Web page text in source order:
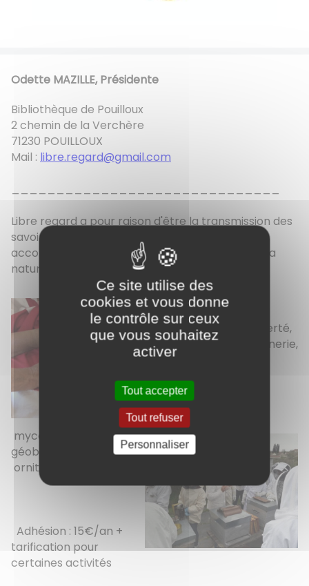
Odette MAZILLE, Présidente
Bibliothèque de Pouilloux
2 chemin de la Verchère
71230 POUILLOUX
Mail : libre.regard@gmail.com
Libre regard a pour raison d'être la transmission des
savoirs traditionnels et des gestes qui les
accompagnent par des ateliers réguliers liés à la
nature, et à des actions culturelles diversifiées.
Activités
Aiguilles en liberté,
scrabble, vannerie,
botaniques,
mycologie,
géobiologie,
ornithologie...
Adhésion : 15€/an +
tarification pour
certaines activités
Ce site utilise des
cookies et vous donne
le contrôle sur ceux
que vous souhaitez
activer
Tout accepter
Tout refuser
Personnaliser